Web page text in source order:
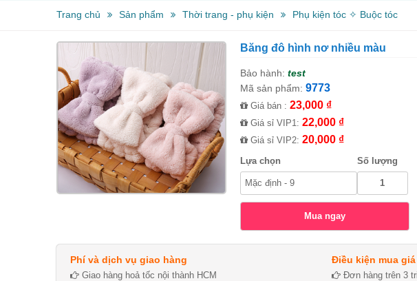
Trang chủ Sản phẩm Thời trang - phụ kiện Phụ kiện tóc ✧ Buộc tóc
Băng đô hình nơ nhiều màu
Bảo hành: test
Mã sản phẩm: 9773
Giá bán : 23,000 ₫
Giá sỉ VIP1: 22,000 ₫
Giá sỉ VIP2: 20,000 ₫
Lựa chọn Số lượng
Phí và dịch vụ giao hàng
Giao hàng hoả tốc nội thành HCM
Điều kiện mua giá
Đơn hàng trên 3